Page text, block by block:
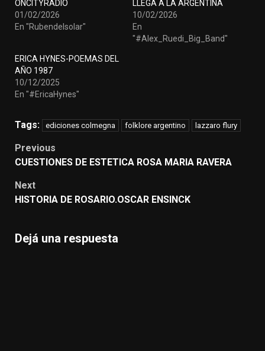
ONCITYRADIO
01/02/2026
En "Rubendelsolar"
LLEGA A LA ARGENTINA
10/02/2026
En
"#Alex_Ruedi_Big_Band"
ERICA HYNES-POEMAS DEL
AÑO 1987
10/12/2025
En "#EricaHynes"
Tags: ediciones colmegna folklore argentino lazzaro flury
Post
navigation
Previous
CUESTIONES DE ESTETICA ROSA MARIA RAVERA
Next
HISTORIA DE ROSARIO.OSCAR ENSINCK
Dejá una respuesta